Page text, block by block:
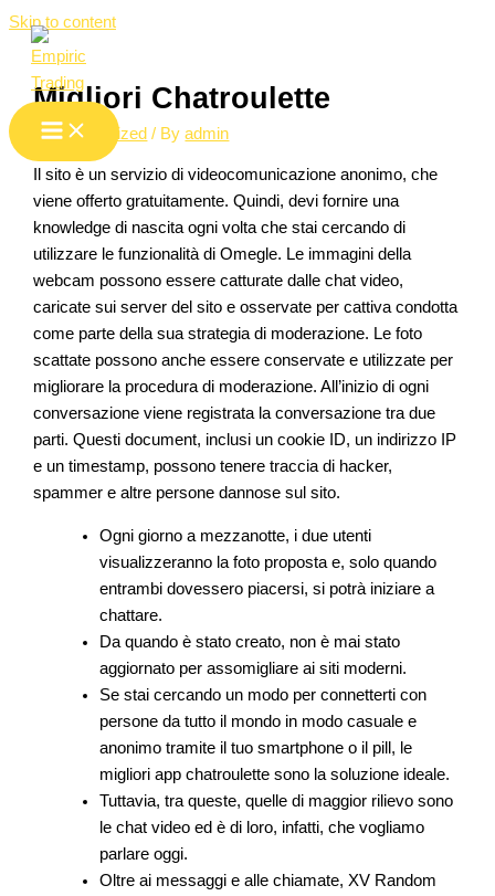
Skip to content
Migliori Chatroulette
/Uncategorized / Byadmin
Il sito è un servizio di videocomunicazione anonimo, che
viene offerto gratuitamente. Quindi, devi fornire una
knowledge di nascita ogni volta che stai cercando di
utilizzare le funzionalità di Omegle. Le immagini della
webcam possono essere catturate dalle chat video,
caricate sui server del sito e osservate per cattiva condotta
come parte della sua strategia di moderazione. Le foto
scattate possono anche essere conservate e utilizzate per
migliorare la procedura di moderazione. All’inizio di ogni
conversazione viene registrata la conversazione tra due
parti. Questi document, inclusi un cookie ID, un indirizzo IP
e un timestamp, possono tenere traccia di hacker,
spammer e altre persone dannose sul sito.
Ogni giorno a mezzanotte, i due utenti
visualizzeranno la foto proposta e, solo quando
entrambi dovessero piacersi, si potrà iniziare a
chattare.
Da quando è stato creato, non è mai stato
aggiornato per assomigliare ai siti moderni.
Se stai cercando un modo per connetterti con
persone da tutto il mondo in modo casuale e
anonimo tramite il tuo smartphone o il pill, le
migliori app chatroulette sono la soluzione ideale.
Tuttavia, tra queste, quelle di maggior rilievo sono
le chat video ed è di loro, infatti, che vogliamo
parlare oggi.
Oltre ai messaggi e alle chiamate, XV Random